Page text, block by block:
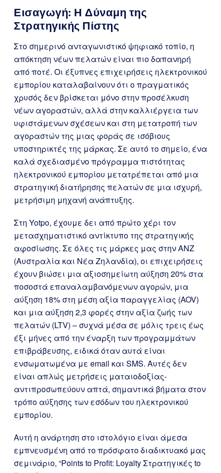
Εισαγωγή: Η Δύναμη της
Στρατηγικής Πίστης
Στο σημερινό ανταγωνιστικό ψηφιακό τοπίο, η
απόκτηση νέων πελατών είναι πιο δαπανηρή
από ποτέ. Οι έξυπνες επιχειρήσεις ηλεκτρονικού
εμπορίου καταλαβαίνουν ότι ο πραγματικός
χρυσός δεν βρίσκεται μόνο στην προσέλκυση
νέων αγοραστών, αλλά στην καλλιέργεια των
υφιστάμενων σχέσεων και στη μετατροπή των
αγοραστών της μιας φοράς σε ισόβιους
υποστηρικτές της μάρκας. Σε αυτό το σημείο, ένα
καλά σχεδιασμένο πρόγραμμα πιστότητας
ηλεκτρονικού εμπορίου μετατρέπεται από μια
στρατηγική διατήρησης πελατών σε μια ισχυρή,
μετρήσιμη μηχανή ανάπτυξης.
Στη Yotpo, έχουμε δει από πρώτο χέρι τον
μετασχηματιστικό αντίκτυπο της στρατηγικής
αφοσίωσης. Σε όλες τις μάρκες μας στην ANZ
(Αυστραλία και Νέα Ζηλανδία), οι επιχειρήσεις
έχουν βιώσει μια αξιοσημείωτη αύξηση 20% στα
ποσοστά επαναλαμβανόμενων αγορών, μια
αύξηση 18% στη μέση αξία παραγγελίας (AOV)
και μια αύξηση 2,3 φορές στην αξία ζωής των
πελατών (LTV) – συχνά μέσα σε μόλις τρεις έως
έξι μήνες από την έναρξη των προγραμμάτων
επιβράβευσης, ειδικά όταν αυτά είναι
ενσωματωμένα με email και SMS. Αυτές δεν
είναι απλώς μετρήσεις ματαιοδοξίας-
αντιπροσωπεύουν απτά, σημαντικά βήματα στον
τρόπο αύξησης των εσόδων του ηλεκτρονικού
εμπορίου.
Αυτή η ανάρτηση στο ιστολόγιο είναι άμεσα
εμπνευσμένη από το πρόσφατο διαδικτυακό μας
σεμινάριο, “Points to Profit: Loyalty Στρατηγικές to